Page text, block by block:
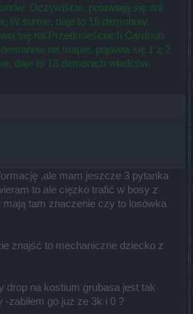
Oczywiście, pojawiają się oni
W sumie, daje to 16 demonów.
się na Przedmieściach Cardhun.
na mapie, pojawia się 1 z 2
daje to 18 demonich władców.
,ale mam jeszcze 3 pytanka
to ale cięzko trafić w bosy z
tam znaczenie czy to losówka
znajść to mechaniczne dziecko z
drop na kostium grubasa jest tak
zabiłem go już ze 3k i 0 ?